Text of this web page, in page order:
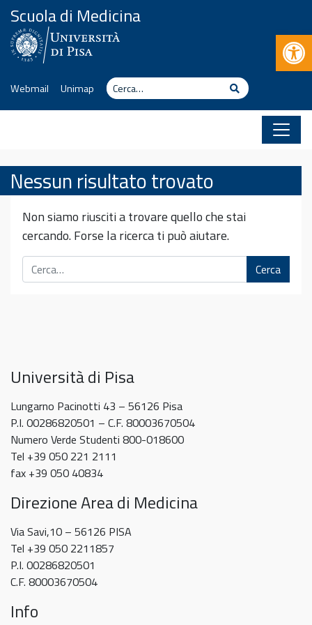
Vai al contenuto
Scuola di Medicina
Webmail Unimap Cerca Cerca
Nessun risultato trovato
Non siamo riusciti a trovare quello che stai
cercando. Forse la ricerca ti può aiutare.
Cerca
Università di Pisa
Lungarno Pacinotti 43 – 56126 Pisa
P.I. 00286820501 – C.F. 80003670504
Numero Verde Studenti 800-018600
Tel +39 050 221 2111
fax +39 050 40834
Direzione Area di Medicina
Via Savi,10 – 56126 PISA
Tel +39 050 2211857
P.I. 00286820501
C.F. 80003670504
Info